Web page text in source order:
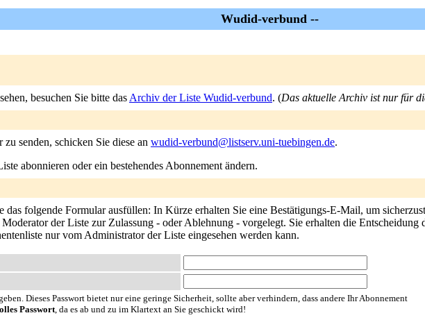
Wudid-verbund --
besuchen Sie bitte das Archiv der Liste Wudid-verbund. (Das aktuelle Archiv ist nur für
senden, schicken Sie diese an wudid-verbund@listserv.uni-tuebingen.de.
abonnieren oder ein bestehendes Abonnement ändern.
folgende Formular ausfüllen: In Kürze erhalten Sie eine Bestätigungs-E-Mail, um
der Liste zur Zulassung - oder Ablehnung - vorgelegt. Sie erhalten die
nur vom Administrator der Liste eingesehen werden kann.
Dieses Passwort bietet nur eine geringe Sicherheit, sollte aber verhindern, dass andere Ihr Abonnement
Passwort, da es ab und zu im Klartext an Sie geschickt wird!